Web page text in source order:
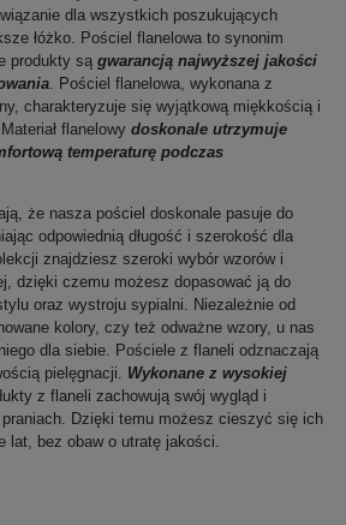
dla wszystkich poszukujących
łóżko. Pościel flanelowa to synonim
produkty są gwarancją najwyższej jakości
. Pościel flanelowa, wykonana z
charakteryzuje się wyjątkową miękkością i
flanelowy doskonale utrzymuje
temperaturę podczas
że nasza pościel doskonale pasuje do
odpowiednią długość i szerokość dla
znajdziesz szeroki wybór wzorów i
dzięki czemu możesz dopasować ją do
oraz wystroju sypialni. Niezależnie od
kolory, czy też odważne wzory, u nas
dla siebie. Pościele z flaneli odznaczają
pielęgnacji. Wykonane z wysokiej
z flaneli zachowują swój wygląd i
Dzięki temu możesz cieszyć się ich
lat, bez obaw o utratę jakości.